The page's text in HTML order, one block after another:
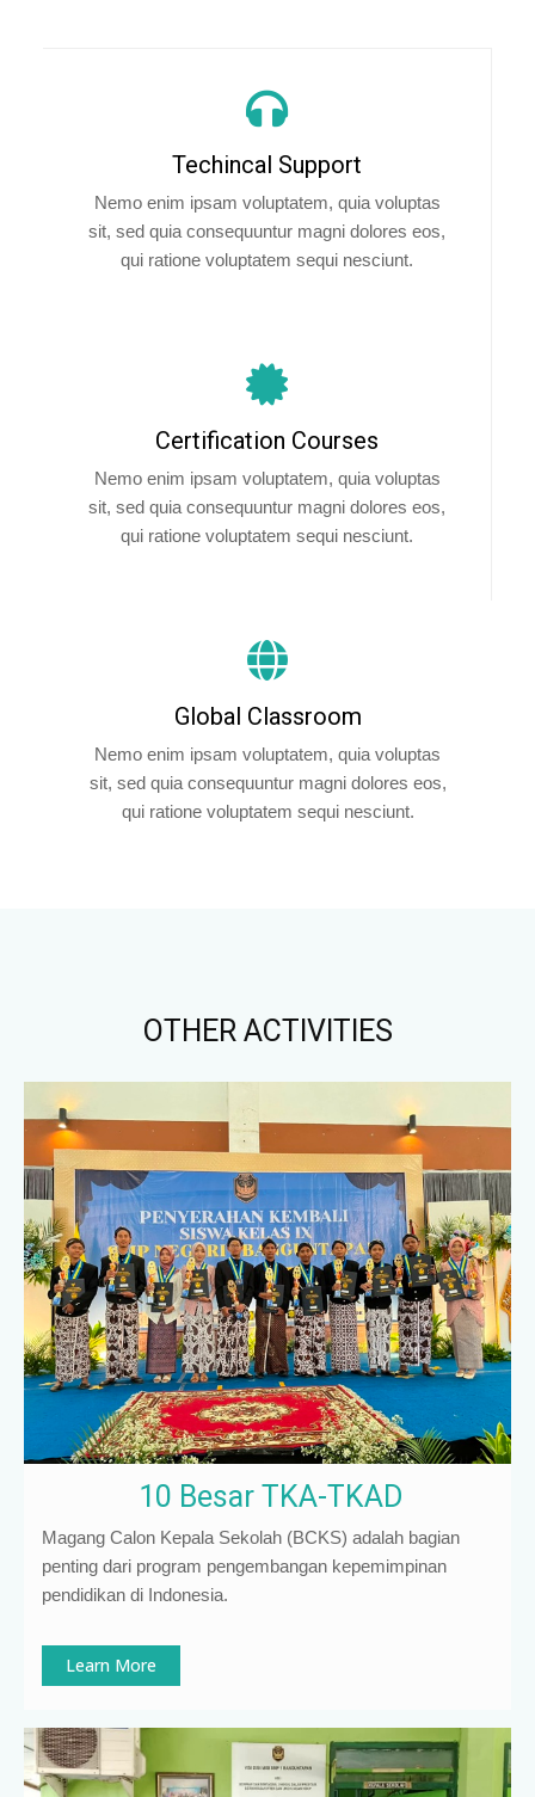
Techincal Support
Nemo enim ipsam voluptatem, quia voluptas
sit, sed quia consequuntur magni dolores eos,
qui ratione voluptatem sequi nesciunt.
Certification Courses
Nemo enim ipsam voluptatem, quia voluptas
sit, sed quia consequuntur magni dolores eos,
qui ratione voluptatem sequi nesciunt.
Global Classroom
Nemo enim ipsam voluptatem, quia voluptas
sit, sed quia consequuntur magni dolores eos,
qui ratione voluptatem sequi nesciunt.
OTHER ACTIVITIES
10 Besar TKA-TKAD
Magang Calon Kepala Sekolah (BCKS) adalah bagian
penting dari program pengembangan kepemimpinan
pendidikan di Indonesia.
Learn More